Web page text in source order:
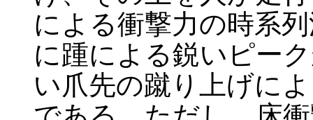
による衝撃力の時系
に踵による鋭いピー
い爪先の蹴り上げに